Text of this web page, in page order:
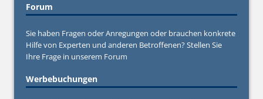
Forum
Sie haben Fragen oder Anregungen oder brauchen konkrete
Hilfe von Experten und anderen Betroffenen? Stellen Sie
Ihre Frage in unserem Forum
Werbebuchungen